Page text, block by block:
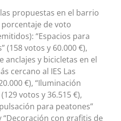
propuestas en el barrio
de voto
“Espacios para
(158 votos y 60.000 €),
anclajes y bicicletas en el
cercano al IES Las
€), “Iluminación
votos y 36.515 €),
para peatones”
“Decoración con grafitis de